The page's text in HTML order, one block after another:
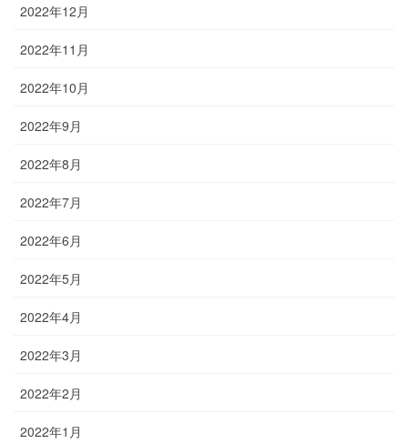
2022年12月
2022年11月
2022年10月
2022年9月
2022年8月
2022年7月
2022年6月
2022年5月
2022年4月
2022年3月
2022年2月
2022年1月